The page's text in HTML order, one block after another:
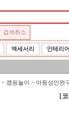
액세서리 인테리
> 캠핑놀이 > 아동성인완
[